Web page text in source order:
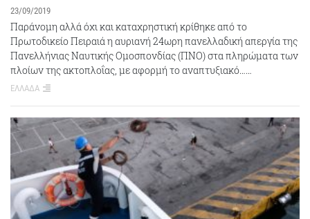
23/09/2019
Παράνομη αλλά όχι και καταχρηστική κρίθηκε από το
Πρωτοδικείο Πειραιά η αυριανή 24ωρη πανελλαδική απεργία της
Πανελλήνιας Ναυτικής Ομοσπονδίας (ΠΝΟ) στα πληρώματα των
πλοίων της ακτοπλοΐας, με αφορμή το αναπτυξιακό……
ΕΛΛΑΔΑ